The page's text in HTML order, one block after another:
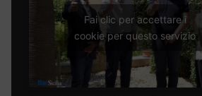
Fai clic per accettare i
cookie per questo servizio